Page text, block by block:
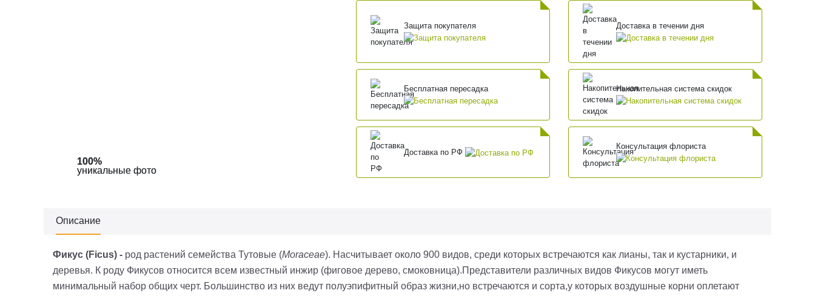
100%
уникальные фото
100%
уникальные фото
100%
уникальные фото
Защита покупателя Доставка в течении дня
Бесплатная пересадка Накопительная система скидок
Доставка по РФ
Консультация флориста
Описание
Фикус (Ficus) - род растений семейства Тутовые (Moraceae). Насчитывает около 900 видов, среди которых встречаются как лианы, так и кустарники, и
деревья. К роду Фикусов относится всем известный инжир (фиговое дерево, смоковница).Представители различных видов Фикусов могут иметь
минимальный набор общих черт. Большинство из них ведут полуэпифитный образ жизни,но встречаются и сорта,у которых воздушные корни оплетают